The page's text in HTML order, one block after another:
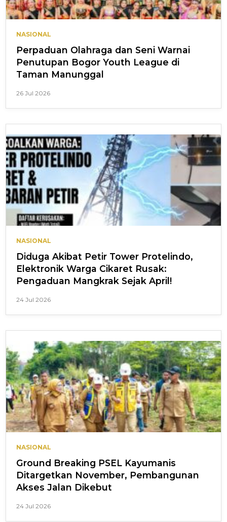
NASIONAL
Perpaduan Olahraga dan Seni Warnai
Penutupan Bogor Youth League di
Taman Manunggal
26 Jul 2026
NASIONAL
Diduga Akibat Petir Tower Protelindo,
Elektronik Warga Cikaret Rusak:
Pengaduan Mangkrak Sejak April!
24 Jul 2026
NASIONAL
Ground Breaking PSEL Kayumanis
Ditargetkan November, Pembangunan
Akses Jalan Dikebut
24 Jul 2026